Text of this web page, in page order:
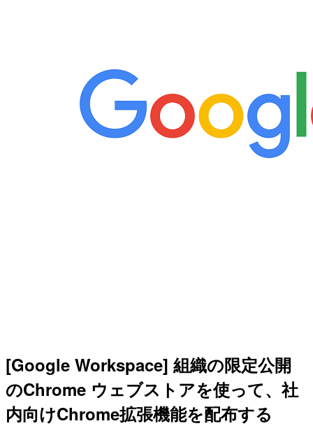
[Google Workspace] 組織の限定公開
のChrome ウェブストアを使って、社
内向けChrome拡張機能を配布する